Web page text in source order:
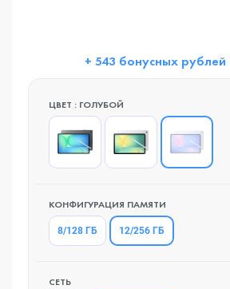
+ 543 бонусных рублей
ЦВЕТ : ГОЛУБОЙ
КОНФИГУРАЦИЯ ПАМЯТИ
8/128 ГБ 12/256 ГБ
СЕТЬ